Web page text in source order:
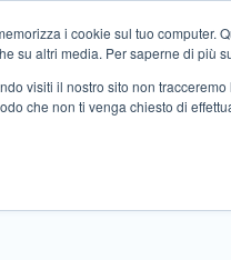
i cookie sul tuo computer.
su altri media. Per saperne di più
visiti il ​​nostro sito non
che non ti venga chiesto di